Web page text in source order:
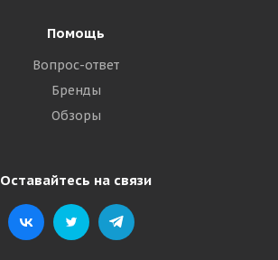
Помощь
Вопрос-ответ
Бренды
Обзоры
Оставайтесь на связи